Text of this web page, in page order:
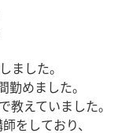
ました。
めました。
えていました。
をしており、